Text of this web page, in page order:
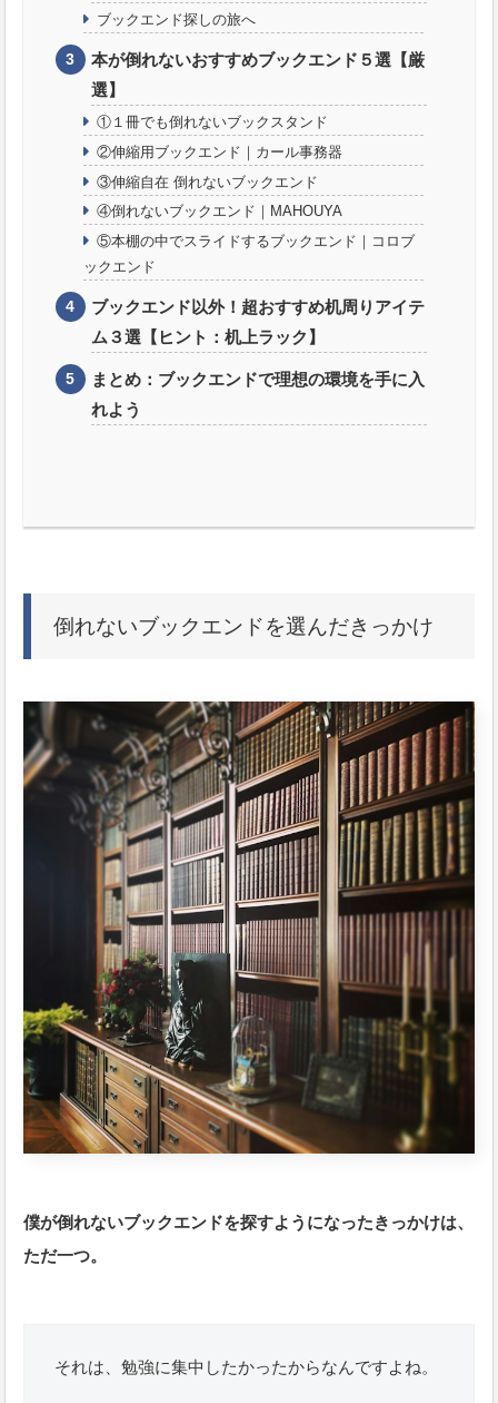
ブックエンド探しの旅へ
本が倒れないおすすめブックエンド５選【厳
選】
①１冊でも倒れないブックスタンド
②伸縮用ブックエンド｜カール事務器
③伸縮自在 倒れないブックエンド
④倒れないブックエンド｜MAHOUYA
⑤本棚の中でスライドするブックエンド｜コロブ
ックエンド
ブックエンド以外！超おすすめ机周りアイテ
ム３選【ヒント：机上ラック】
まとめ：ブックエンドで理想の環境を手に入
れよう
倒れないブックエンドを選んだきっかけ
僕が倒れないブックエンドを探すようになったきっかけは、
ただ一つ。
それは、勉強に集中したかったからなんですよね。